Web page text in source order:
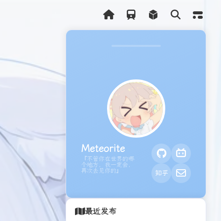
Meteorite
『不管你在世界的哪
个地方，我一定会，
再次去见你的』
最近发布